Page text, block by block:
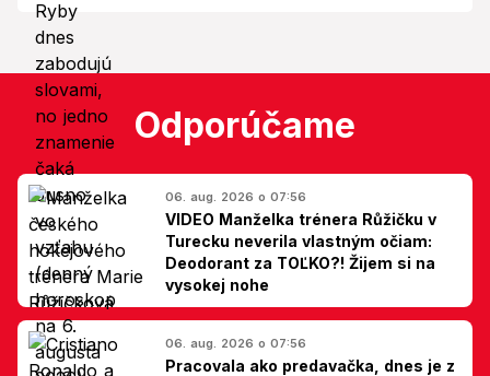
Odporúčame
06. aug. 2026 o 07:56
VIDEO Manželka trénera Růžičku v
Turecku neverila vlastným očiam:
Deodorant za TOĽKO?! Žijem si na
vysokej nohe
06. aug. 2026 o 07:56
Pracovala ako predavačka, dnes je z